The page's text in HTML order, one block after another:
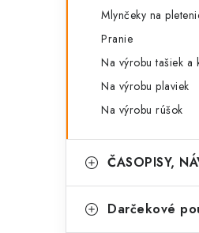
Mlynčeky na
Pranie
Na výrobu tašiek a
Na výrobu plaviek
Na výrobu rúšok
ČASOPISY,
Darčekové